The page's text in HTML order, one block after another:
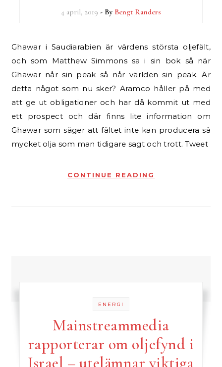
4 april, 2019 - By Bengt Randers
Ghawar i Saudiarabien är värdens största oljefält,
och som Matthew Simmons sa i sin bok så när
Ghawar når sin peak så når världen sin peak. Är
detta något som nu sker? Aramco håller på med
att ge ut obligationer och har då kommit ut med
ett prospect och där finns lite information om
Ghawar som säger att fältet inte kan producera så
mycket olja som man tidigare sagt och trott. Tweet
CONTINUE READING
ENERGI
Mainstreammedia
rapporterar om oljefynd i
Israel – utelämnar viktiga